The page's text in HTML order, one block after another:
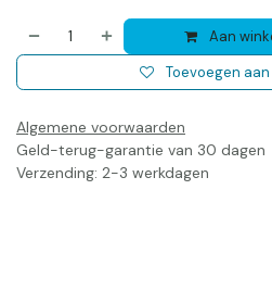
Aan
Toevoegen
Algemene voorwaarden
Geld-terug-garantie van 30 dagen
Verzending: 2-3 werkdagen